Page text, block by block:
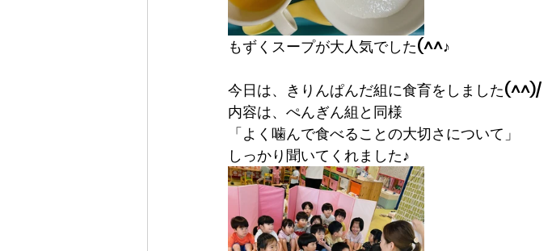
もずくスープが大人気でした(^^♪
今日は、きりんぱんだ組に食育をしました(^^)/
内容は、ぺんぎん組と同様
「よく噛んで食べることの大切さについて」
しっかり聞いてくれました♪